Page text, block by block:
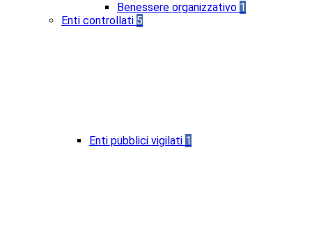
Benessere organizzativo 1
Enti controllati 5
Enti pubblici vigilati 1